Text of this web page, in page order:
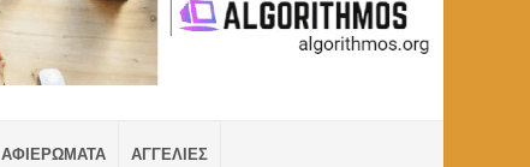
ΑΦΙΕΡΩΜΑΤΑ ΑΓΓΕΛΙΕΣ